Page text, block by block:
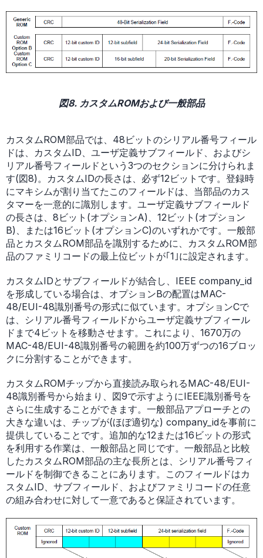
図8. カスタムROMおよび一般部品
カスタムROM部品では、48ビットのシリアル番号フィール
ドは、カスタムID、ユーザ定義サブフィールド、およびシ
リアル番号フィールドという3つのセクションに分けられま
す(図8)。カスタムIDの長さは、必ず12ビットです。登録時
にマキシムが割り当てたこのフィールドは、当部品のカス
タマーを一意的に識別します。ユーザ定義サブフィールド
の長さは、8ビット(オプションA)、12ビット(オプション
B)、または16ビット(オプションC)のいずれかです。一般部
品とカスタムROM部品を識別するために、カスタムROM部
品のファミリコードの最上位ビットが｢1｣に設定されます。
カスタムIDとサブフィールドが結合し、IEEE company_id
を形成している場合は、オプションBの配置はMAC-
48/EUI-48識別番号の形式に似ています。オプションCで
は、シリアル番号フィールドからユーザ定義サブフィール
ドまで4ビットを移動させます。これにより、1670万の
MAC-48/EUI-48識別番号の範囲を約100万ずつの16ブロッ
クに分割することができます。
カスタムROMチップから直接読み取られるMAC-48/EUI-
48識別番号から始まり、図9で示すようにIEEE識別番号を
さらに生成することができます。一般部品アプローチとの
大きな違いは、チップが(ほぼ適切な) company_idを事前に
提供していることです。追加的な12または16ビットの形式
を利用する作業は、一般部品と同じです。一般部品と比較
したカスタムROM部品の主な長所とは、シリアル番号フィ
ールドを制御できることにあります。このフィールドはカ
スタムID、サブフィールド、およびファミリコードの任意
の組み合わせに対して一意であると保証されています。